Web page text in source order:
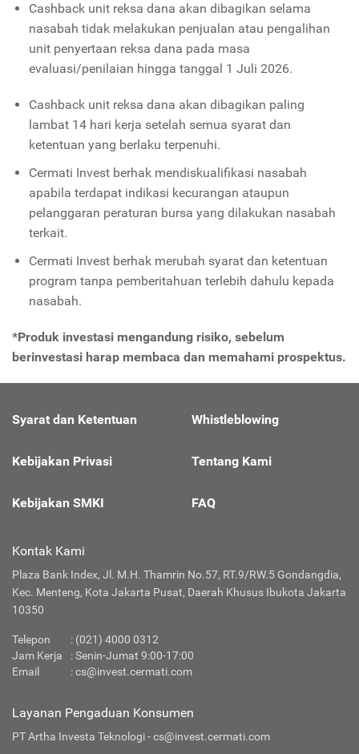
Cashback unit reksa dana akan dibagikan selama
nasabah tidak melakukan penjualan atau pengalihan
unit penyertaan reksa dana pada masa
evaluasi/penilaian hingga tanggal 1 Juli 2026.
Cashback unit reksa dana akan dibagikan paling
lambat 14 hari kerja setelah semua syarat dan
ketentuan yang berlaku terpenuhi.
Cermati Invest berhak mendiskualifikasi nasabah
apabila terdapat indikasi kecurangan ataupun
pelanggaran peraturan bursa yang dilakukan nasabah
terkait.
Cermati Invest berhak merubah syarat dan ketentuan
program tanpa pemberitahuan terlebih dahulu kepada
nasabah.
*Produk investasi mengandung risiko, sebelum
berinvestasi harap membaca dan memahami prospektus.
Syarat dan Ketentuan
Kebijakan Privasi
Kebijakan SMKI
Whistleblowing
Tentang Kami
FAQ
Kontak Kami
Plaza Bank Index, Jl. M.H. Thamrin No.57, RT.9/RW.5 Gondangdia,
Kec. Menteng, Kota Jakarta Pusat, Daerah Khusus Ibukota Jakarta
10350
Telepon : (021) 4000 0312
Jam Kerja
: Senin-Jumat 9:00-17:00
Email
:cs@invest.cermati.com
Layanan Pengaduan Konsumen
PT Artha Investa Teknologi -cs@invest.cermati.com